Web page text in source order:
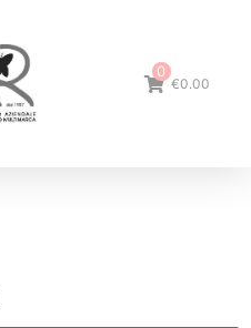
0
€0.00